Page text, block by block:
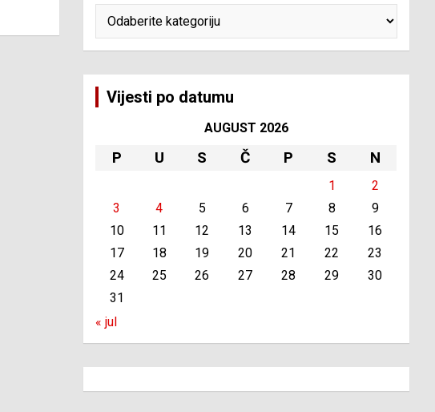
Vijesti po datumu
AUGUST 2026
P U S Č P S N
1
2
3
4 5 6 7 8
9
10
11 12 13 14 15
16
17
18 19 20 21 22
23
24
25 26 27 28 29
30
31
« jul